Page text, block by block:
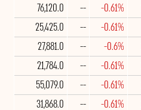
-0.61%
--
76,120.0
-0.61%
--
25,425.0
-0.6%
--
27,881.0
-0.61%
--
21,784.0
-0.61%
--
55,079.0
-0.61%
--
31,868.0